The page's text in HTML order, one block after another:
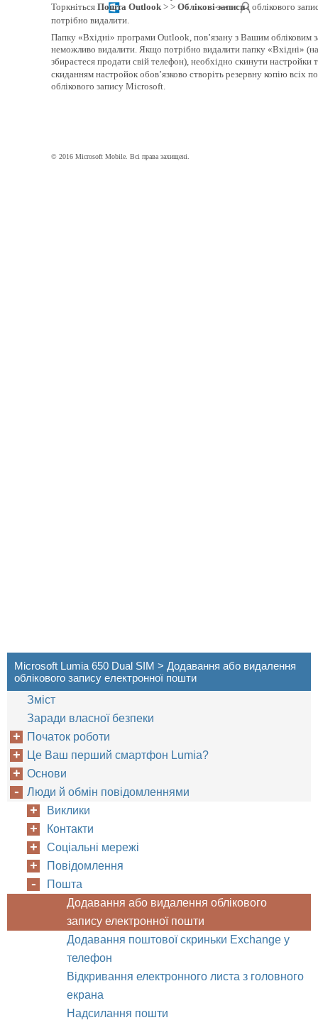
Торкніться Пошта Outlook > > Облікові записиі облікового
потрібно видалити.
Папку «Вхідні» програми Outlook, пов’язану з Вашим обліковим
неможливо видалити. Якщо потрібно видалити папку «Вхідні»
збираєтеся продати свій телефон), необхідно скинути настройки
скиданням настройок обов’язково створіть резервну копію всіх
облікового запису Microsoft.
© 2016 Microsoft Mobile. Всі права захищені.
Microsoft Lumia 650 Dual SIM > Додавання або видалення
облікового запису електронної пошти
Зміст
Заради власної безпеки
Початок роботи
Це Ваш перший смартфон Lumia?
Основи
Люди й обмін повідомленнями
Виклики
Контакти
Соціальні мережі
Повідомлення
Пошта
Додавання або видалення облікового
запису електронної пошти
Додавання поштової скриньки Exchange у
телефон
Відкривання електронного листа з головного
екрана
Надсилання пошти